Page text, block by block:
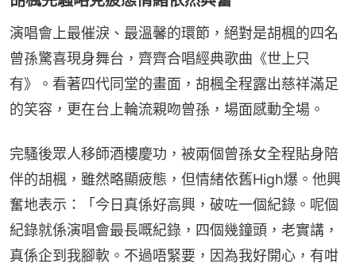
演唱會上最催淚、最溫馨的環節，絕對是胡楓的四名
曾孫驚喜現身舞台，齊齊合唱經典歌曲《世上只
有》。看著四代同堂的畫面，胡楓全程露出慈祥滿足
的笑容，更在台上輪流親吻曾孫，場面感動全場。
完騷後眾人移師酒樓慶功，被兩個曾孫女全程貼身陪
伴的胡楓，雖然略顯疲態，但情緒依舊High爆。他興
奮地表示：「今日真係好高興，破咗一個紀錄。呢個
紀錄就係演唱會最長嘅紀錄，四個幾鐘頭，老實講，
真係企到我腳軟。不過唔緊要，因為我好開心，有咁